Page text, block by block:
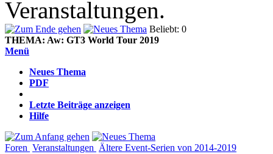
Veranstaltungen.
Beliebt: 0
THEMA: Aw: GT3 World Tour 2019
Menü
Neues Thema
PDF
Letzte Beiträge anzeigen
Hilfe
Foren Veranstaltungen Ältere Event-Serien von 2014-2019